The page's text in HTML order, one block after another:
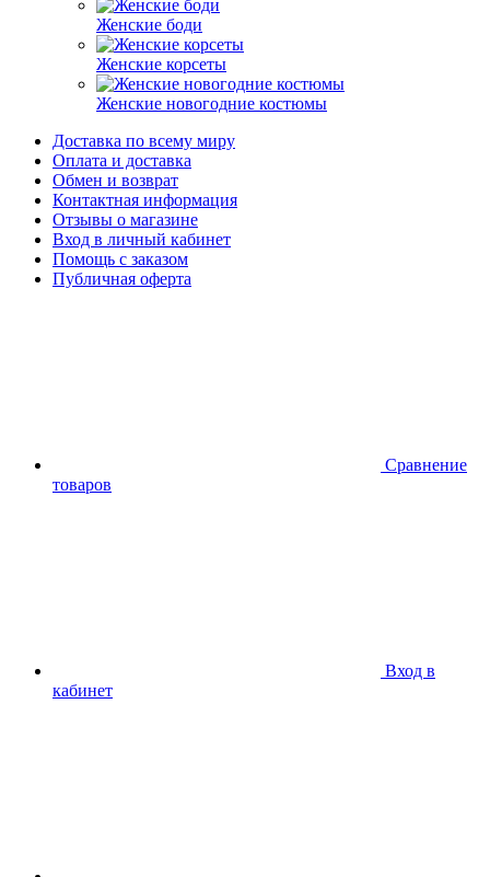
Женские боди
Женские корсеты
Женские новогодние костюмы
Доставка по всему миру
Оплата и доставка
Обмен и возврат
Контактная информация
Отзывы о магазине
Вход в личный кабинет
Помощь с заказом
Публичная оферта
Сравнение
товаров
Вход в
кабинет